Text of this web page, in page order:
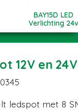
BAY15D LED
Verlichting
12V en
ledspot met 8